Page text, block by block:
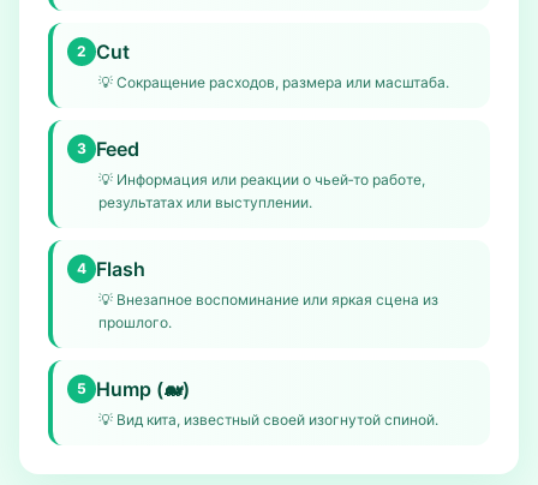
2 Cut
💡 Сокращение расходов, размера или масштаба.
3 Feed
💡 Информация или реакции о чьей‑то работе,
результатах или выступлении.
4 Flash
💡 Внезапное воспоминание или яркая сцена из
прошлого.
5 Hump (🐋)
💡 Вид кита, известный своей изогнутой спиной.